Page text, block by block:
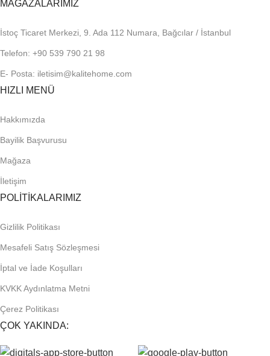
MAĞAZALARIMIZ
İstoç Ticaret Merkezi, 9. Ada 112 Numara, Bağcılar / İstanbul
Telefon: +90 539 790 21 98
E- Posta: iletisim@kalitehome.com
HIZLI MENÜ
Hakkımızda
Bayilik Başvurusu
Mağaza
İletişim
POLİTİKALARIMIZ
Gizlilik Politikası
Mesafeli Satış Sözleşmesi
İptal ve İade Koşulları
KVKK Aydınlatma Metni
Çerez Politikası
ÇOK YAKINDA: